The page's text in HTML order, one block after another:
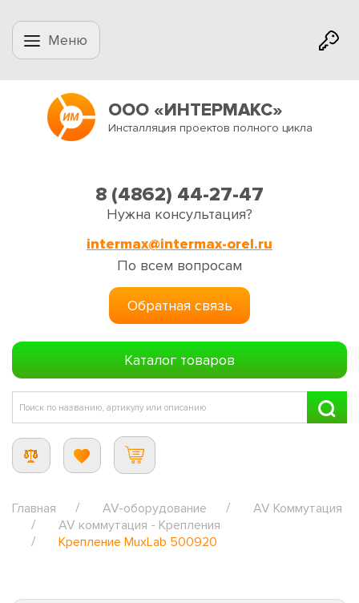
Меню
ООО «ИНТЕРМАКС»
Инсталляция проектов полного цикла
8 (4862) 44-27-47
Нужна консультация?
intermax@intermax-orel.ru
По всем вопросам
Обратная связь
Каталог товаров
Главная AV-оборудование
AV Коммутация
AV коммутация - Крепления
Крепление MuxLab 500920